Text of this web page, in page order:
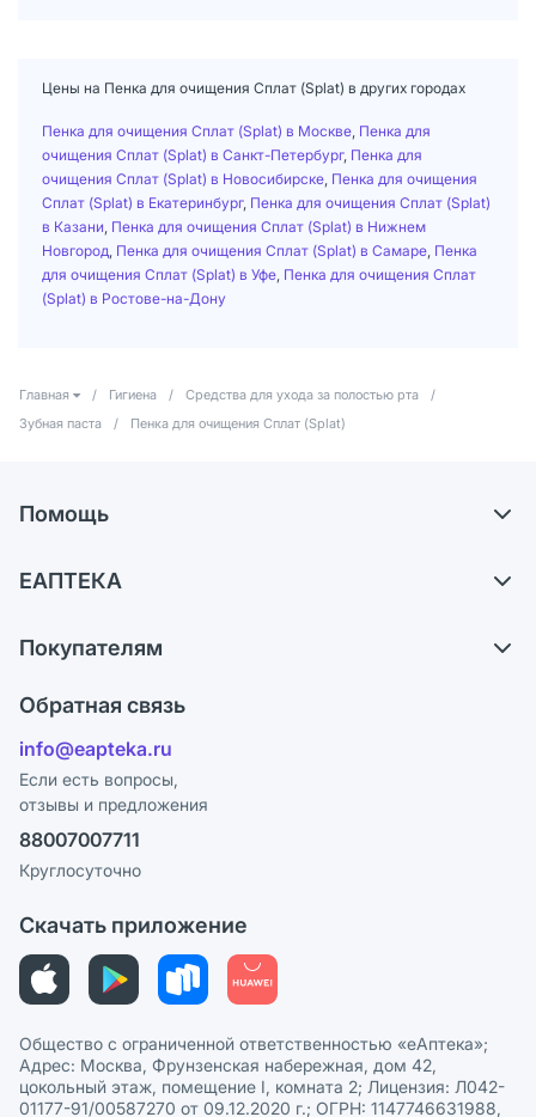
Цены на Пенка для очищения Сплат (Splat) в других городах
Пенка для очищения Сплат (Splat) в Москве Пенка для
очищения Сплат (Splat) в Санкт-Петербург, Пенка для
очищения Сплат (Splat) в Новосибирске Пенка для очищения
Сплат (Splat) в Екатеринбург, Пенка для очищения Сплат (Splat)
в Казани Пенка для очищения Сплат (Splat) в Нижнем
Новгород Пенка для очищения Сплат (Splat) в Самаре Пенка
для очищения Сплат (Splat) в Уфе Пенка для очищения Сплат
(Splat) в Ростове-на-Дону
Главная / Гигиена / Средства для ухода за полостью рта
/
Зубная паста
/ Пенка для очищения Сплат (Splat)
Помощь
Самовывоз из аптек
Ответы на вопросы
Блог
ЕАПТЕКА
Карьера
Поставщики
Лицензия
Реклама на сайте
Ваши товары на ЕАПТЕКЕ
Покупателям
Программа СберСпасибо
Политика конфиденциальности
Пользовательское соглашение
Политика рекомендаций
Этика и соответствие
Политика в отношении обработки персональных данных
Обратная связь
info@eapteka.ru
Если есть вопросы,
отзывы и предложения
88007007711
Круглосуточно
Скачать приложение
Общество с ограниченной ответственностью «еАптека»;
Адрес: Москва, Фрунзенская набережная, дом 42,
цокольный этаж, помещение I, комната 2; Лицензия: Л042-
01177-91/00587270 от 09.12.2020 г.; ОГРН: 1147746631988,